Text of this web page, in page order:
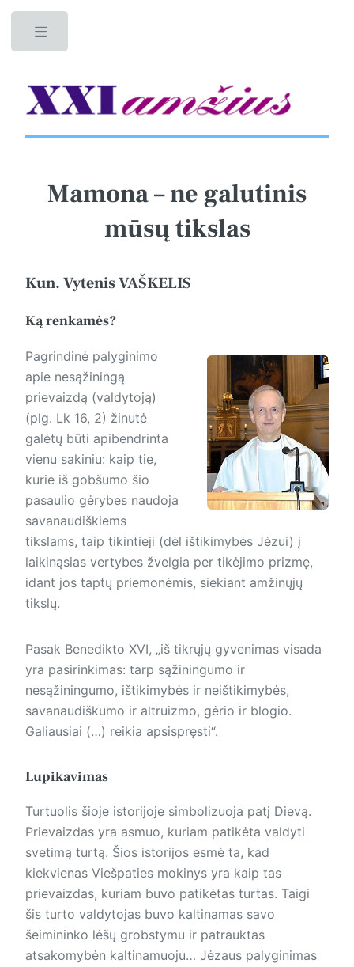
Mamona – ne galutinis
mūsų tikslas
Kun. Vytenis VAŠKELIS
Ką renkamės?
Pagrindinė palyginimo
apie nesąžiningą
prievaizdą (valdytoją)
(plg. Lk 16, 2) žinutė
galėtų būti apibendrinta
vienu sakiniu: kaip tie,
kurie iš gobšumo šio
pasaulio gėrybes naudoja
savanaudiškiems
tikslams, taip tikintieji (dėl ištikimybės Jėzui) į
laikinąsias vertybes žvelgia per tikėjimo prizmę,
idant jos taptų priemonėmis, siekiant amžinųjų
tikslų.
Pasak Benedikto XVI, „iš tikrųjų gyvenimas visada
yra pasirinkimas: tarp sąžiningumo ir
nesąžiningumo, ištikimybės ir neištikimybės,
savanaudiškumo ir altruizmo, gėrio ir blogio.
Galiausiai (…) reikia apsispręsti“.
Lupikavimas
Turtuolis šioje istorijoje simbolizuoja patį Dievą.
Prievaizdas yra asmuo, kuriam patikėta valdyti
svetimą turtą. Šios istorijos esmė ta, kad
kiekvienas Viešpaties mokinys yra kaip tas
prievaizdas, kuriam buvo patikėtas turtas. Taigi
šis turto valdytojas buvo kaltinamas savo
šeimininko lėšų grobstymu ir patrauktas
atsakomybėn kaltinamuoju… Jėzaus palyginimas